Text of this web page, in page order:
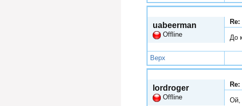
uabeerman
Offline До
Верх
lordroger
Offline Ой,